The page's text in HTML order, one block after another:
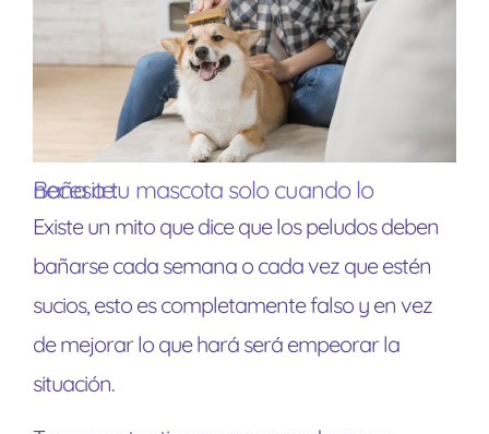
Baña a tu mascota solo cuando lo necesite:
Existe un mito que dice que los peludos deben
bañarse cada semana o cada vez que estén
sucios, esto es completamente falso y en vez
de mejorar lo que hará será empeorar la
situación.